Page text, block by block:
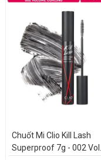
Chuốt Mi Clio Kill Lash
Superproof 7g - 002 Vol...